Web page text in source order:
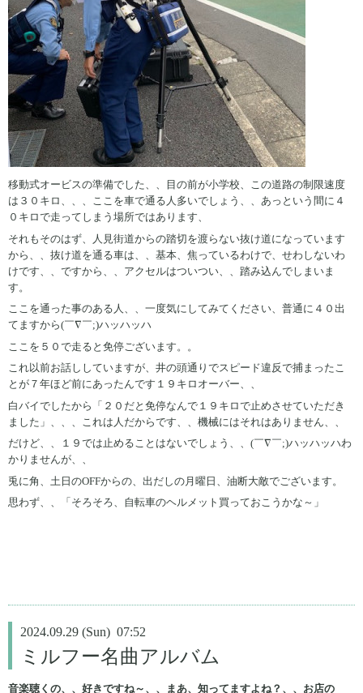
移動式オービスの準備でした、、目の前が小学校、この道路の制限速度
は３０キロ、、、ここを車で通る人多いでしょう、、あっという間に４
０キロで走ってしまう場所ではあります、
それもそのはず、人見街道からの踏切を渡らない抜け道になっています
から、、抜け道を通る車は、、基本、焦っているわけで、せわしないわ
けです、、ですから、、アクセルはついつい、、踏み込んでしまいま
す。
ここを通った事のある人、、一度気にしてみてください、普通に４０出
てますから(￣∇￣;)ハッハッハ
ここを５０で走ると免停ございます。。
これ以前お話ししていますが、井の頭通りでスピード違反で捕まったこ
とが７年ほど前にあったんです１９キロオーバー、、
白バイでしたから「２０だと免停なんで１９キロで止めさせていただき
ました」、、、これは人だからです、、機械にはそれはありません、、
だけど、、１９では止めることはないでしょう、、(￣∇￣;)ハッハッハわ
かりませんが、、
兎に角、土日のOFFからの、出だしの月曜日、油断大敵でございます。
思わず、、「そろそろ、自転車のヘルメット買っておこうかな～」
2024.09.29 (Sun) 07:52
ミルフー名曲アルバム
音楽聴くの、、好きですね～、、まあ、知ってますよね？、、お店の